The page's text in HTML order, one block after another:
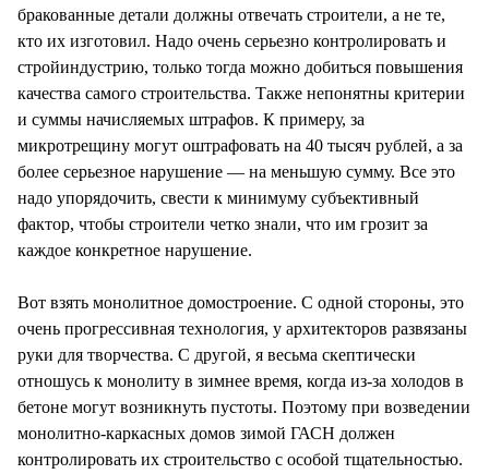
бракованные детали должны отвечать строители, а не те,
кто их изготовил. Надо очень серьезно контролировать и
стройиндустрию, только тогда можно добиться повышения
качества самого строительства. Также непонятны критерии
и суммы начисляемых штрафов. К примеру, за
микротрещину могут оштрафовать на 40 тысяч рублей, а за
более серьезное нарушение — на меньшую сумму. Все это
надо упорядочить, свести к минимуму субъективный
фактор, чтобы строители четко знали, что им грозит за
каждое конкретное нарушение.
Вот взять монолитное домостроение. С одной стороны, это
очень прогрессивная технология, у архитекторов развязаны
руки для творчества. С другой, я весьма скептически
отношусь к монолиту в зимнее время, когда из-за холодов в
бетоне могут возникнуть пустоты. Поэтому при возведении
монолитно-каркасных домов зимой ГАСН должен
контролировать их строительство с особой тщательностью.